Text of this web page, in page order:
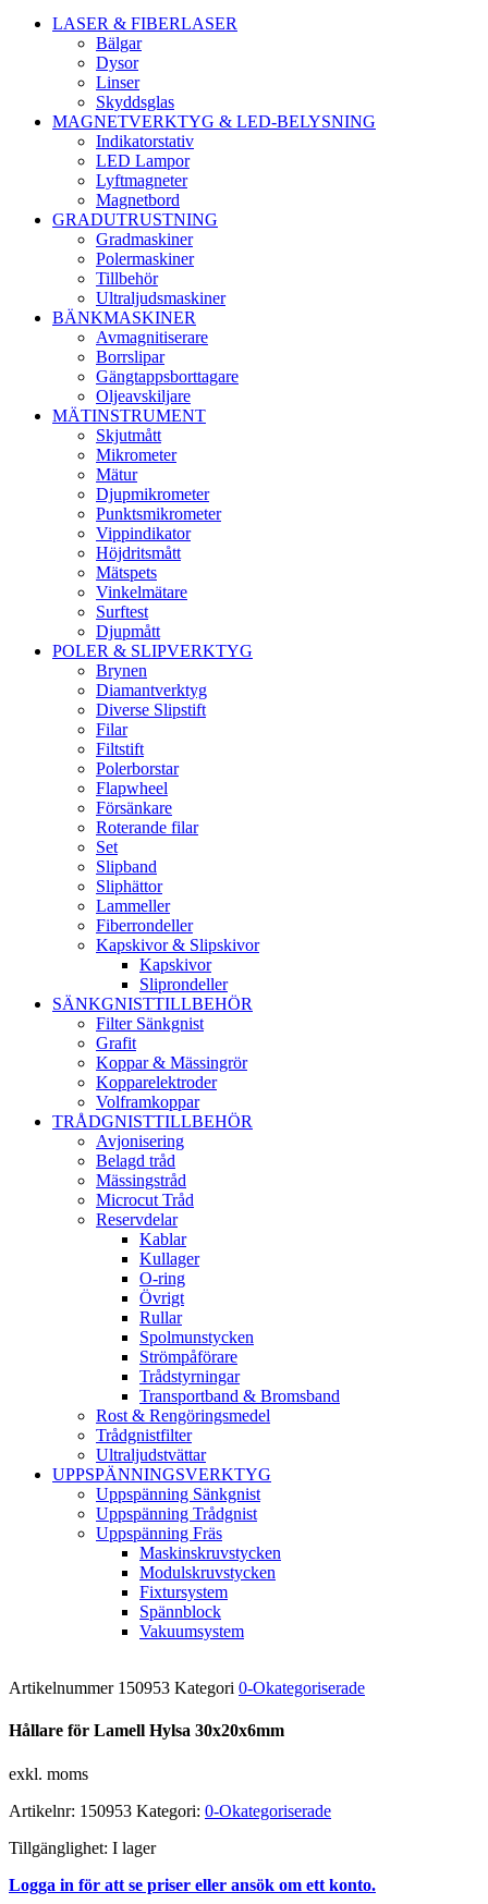
LASER & FIBERLASER
Bälgar
Dysor
Linser
Skyddsglas
MAGNETVERKTYG & LED-BELYSNING
Indikatorstativ
LED Lampor
Lyftmagneter
Magnetbord
GRADUTRUSTNING
Gradmaskiner
Polermaskiner
Tillbehör
Ultraljudsmaskiner
BÄNKMASKINER
Avmagnitiserare
Borrslipar
Gängtappsborttagare
Oljeavskiljare
MÄTINSTRUMENT
Skjutmått
Mikrometer
Mätur
Djupmikrometer
Punktsmikrometer
Vippindikator
Höjdritsmått
Mätspets
Vinkelmätare
Surftest
Djupmått
POLER & SLIPVERKTYG
Brynen
Diamantverktyg
Diverse Slipstift
Filar
Filtstift
Polerborstar
Flapwheel
Försänkare
Roterande filar
Set
Slipband
Sliphättor
Lammeller
Fiberrondeller
Kapskivor & Slipskivor
Kapskivor
Sliprondeller
SÄNKGNISTTILLBEHÖR
Filter Sänkgnist
Grafit
Koppar & Mässingrör
Kopparelektroder
Volframkoppar
TRÅDGNISTTILLBEHÖR
Avjonisering
Belagd tråd
Mässingstråd
Microcut Tråd
Reservdelar
Kablar
Kullager
O-ring
Övrigt
Rullar
Spolmunstycken
Strömpåförare
Trådstyrningar
Transportband & Bromsband
Rost & Rengöringsmedel
Trådgnistfilter
Ultraljudstvättar
UPPSPÄNNINGSVERKTYG
Uppspänning Sänkgnist
Uppspänning Trådgnist
Uppspänning Fräs
Maskinskruvstycken
Modulskruvstycken
Fixtursystem
Spännblock
Vakuumsystem
Artikelnummer 150953 Kategori 0-Okategoriserade
Hållare för Lamell Hylsa 30x20x6mm
exkl. moms
Artikelnr: 150953 Kategori: 0-Okategoriserade
Tillgänglighet: I lager
Logga in för att se priser eller ansök om ett konto.